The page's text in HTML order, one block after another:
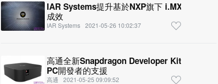
IAR Systems提升基於NXP旗下 i.MX RT1160跨界MCU之嵌入式應用開發
成效
IAR Systems 2021-05-26 10:02:37
高通全新Snapdragon Developer Kit增強對
PC開發者的支援
高通 2021-05-25 09:09:52